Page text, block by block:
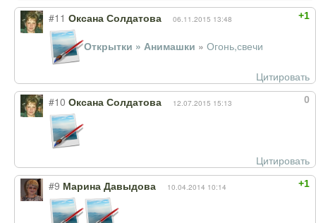
+1
#11 Оксана Солдатова 06.11.2015 13:48
Открытки » Анимашки » Огонь,свечи
Цитировать
0
#10 Оксана Солдатова 12.07.2015 15:13
Цитировать
+1
#9 Марина Давыдова 10.04.2014 10:14